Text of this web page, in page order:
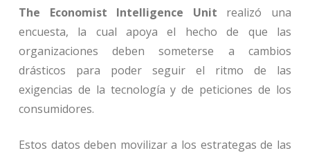
The Economist Intelligence Unit realizó una
encuesta, la cual apoya el hecho de que las
organizaciones deben someterse a cambios
drásticos para poder seguir el ritmo de las
exigencias de la tecnología y de peticiones de los
consumidores.
Estos datos deben movilizar a los estrategas de las